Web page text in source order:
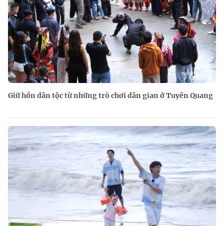
Giữ hồn dân tộc từ những trò chơi dân gian ở Tuyên Quang